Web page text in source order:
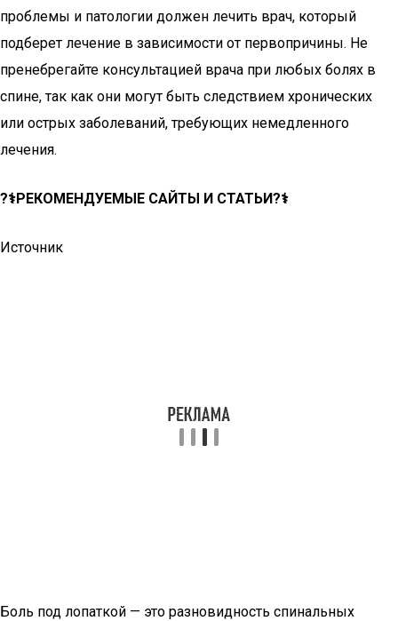
проблемы и патологии должен лечить врач, который
подберет лечение в зависимости от первопричины. Не
пренебрегайте консультацией врача при любых болях в
спине, так как они могут быть следствием хронических
или острых заболеваний, требующих немедленного
лечения.
?‍⚕️РЕКОМЕНДУЕМЫЕ САЙТЫ И СТАТЬИ?‍⚕️
Источник
Боль под лопаткой — это разновидность спинальных